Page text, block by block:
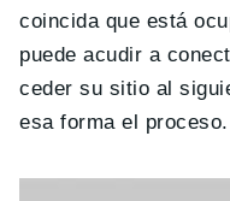
coincida que está
puede acudir a
ceder su sitio al
esa forma el proceso.